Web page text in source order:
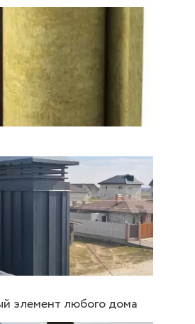
элемент любого дома